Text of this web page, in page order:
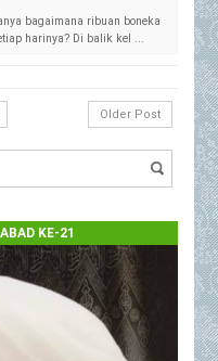
bagaimana ribuan boneka
harinya? Di balik kel ...
Older Post
KE-21